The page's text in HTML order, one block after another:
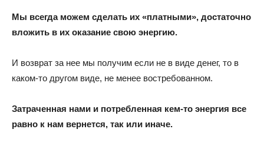
Мы всегда можем сделать их «платными», достаточно
вложить в их оказание свою энергию.
И возврат за нее мы получим если не в виде денег, то в
каком-то другом виде, не менее востребованном.
Затраченная нами и потребленная кем-то энергия все
равно к нам вернется, так или иначе.